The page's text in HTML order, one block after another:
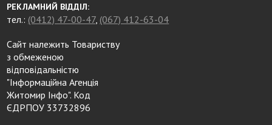
РЕКЛАМНИЙ ВІДДІЛ:
тел.: (0412) 47-00-47, (067) 412-63-04
Сайт належить Товариству
з обмеженою
відповідальністю
"Інформаційна Агенція
Житомир Інфо". Код
ЄДРПОУ 33732896